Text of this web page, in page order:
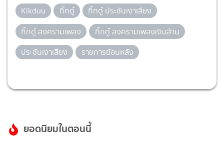
Kikduu กิ๊กดู๋
กิ๊กดู๋ ประชันเงาเสียง
กิ๊กดู๋ สงครามเพลง
กิ๊กดู๋ สงครามเพลงเงินล้าน
ประชันเงาเสียง
รายการย้อนหลัง
ยอดนิยมในตอนนี้